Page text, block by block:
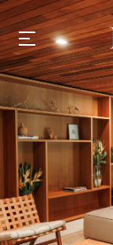
HOTÉIS
EXPERIÊNCIAS
EVENTOS
VILLAS
SHOP |
DESCUBRA
WHAT'S
CORRIERE